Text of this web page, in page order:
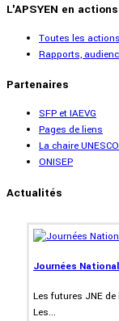
L'APSYEN en actions
Toutes les
Rapports,
Partenaires
SFP et IAEVG
Pages de liens
La chaire UNESCO
ONISEP
Actualités
Journées
Les futures JNE
Les...